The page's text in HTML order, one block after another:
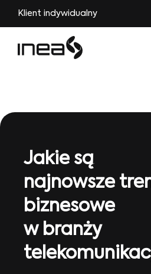
Klient indywidualny
Jakie są
najnowsze
biznesowe
w branży